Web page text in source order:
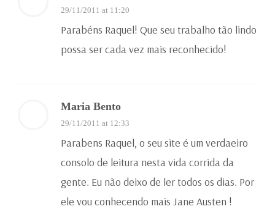
29/11/2011 at 11:20
Parabéns Raquel! Que seu trabalho tão lindo
possa ser cada vez mais reconhecido!
Maria Bento
29/11/2011 at 12:33
Parabens Raquel, o seu site é um verdaeiro
consolo de leitura nesta vida corrida da
gente. Eu não deixo de ler todos os dias. Por
ele vou conhecendo mais Jane Austen !